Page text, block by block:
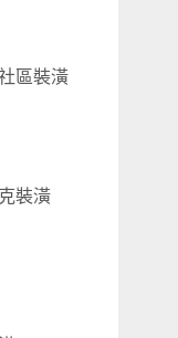
區裝潢
裝潢